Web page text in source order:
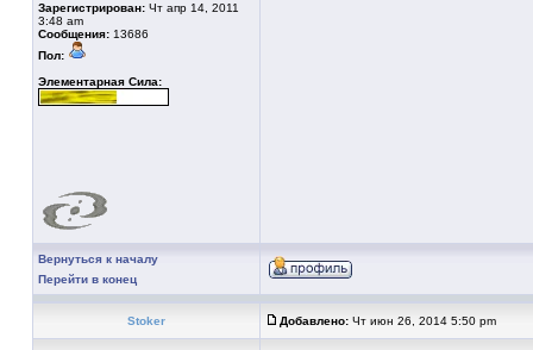
Зарегистрирован: Чт апр 14, 2011
3:48 am
Сообщения: 13686
Пол:
Элементарная Сила:
Вернуться к началу
Перейти в конец
Stoker Добавлено: Чт июн 26, 2014 5:50 pm